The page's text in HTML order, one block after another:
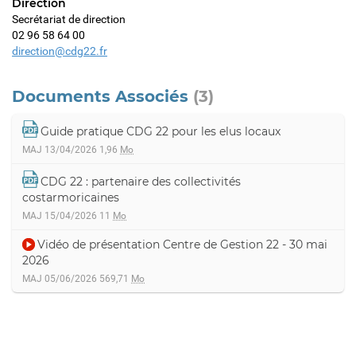
Direction
Secrétariat de direction
02 96 58 64 00
direction@cdg22.fr
Documents Associés (3)
Guide pratique CDG 22 pour les elus locaux
MAJ 13/04/2026 1,96 Mo
CDG 22 : partenaire des collectivités
costarmoricaines
MAJ 15/04/2026 11 Mo
Vidéo de présentation Centre de Gestion 22 - 30 mai
2026
MAJ 05/06/2026 569,71 Mo